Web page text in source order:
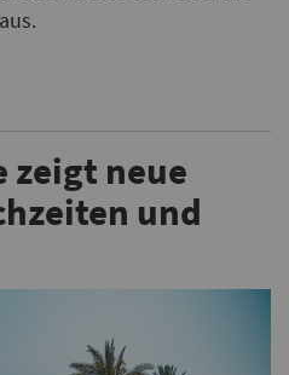
zeigt neue
und